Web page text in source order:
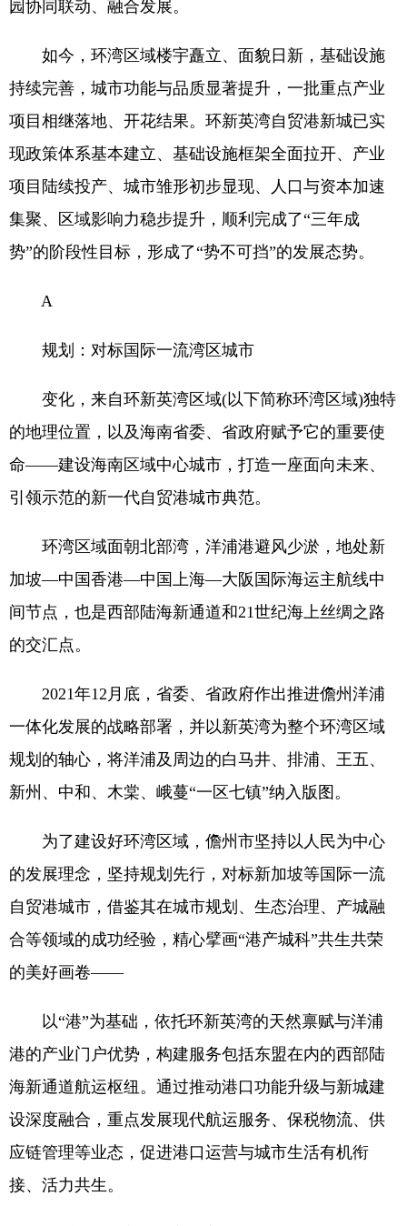
园协同联动、融合发展。
如今，环湾区域楼宇矗立、面貌日新，基础设施
持续完善，城市功能与品质显著提升，一批重点产业
项目相继落地、开花结果。环新英湾自贸港新城已实
现政策体系基本建立、基础设施框架全面拉开、产业
项目陆续投产、城市雏形初步显现、人口与资本加速
集聚、区域影响力稳步提升，顺利完成了“三年成
势”的阶段性目标，形成了“势不可挡”的发展态势。
A
规划：对标国际一流湾区城市
变化，来自环新英湾区域(以下简称环湾区域)独特
的地理位置，以及海南省委、省政府赋予它的重要使
命——建设海南区域中心城市，打造一座面向未来、
引领示范的新一代自贸港城市典范。
环湾区域面朝北部湾，洋浦港避风少淤，地处新
加坡—中国香港—中国上海—大阪国际海运主航线中
间节点，也是西部陆海新通道和21世纪海上丝绸之路
的交汇点。
2021年12月底，省委、省政府作出推进儋州洋浦
一体化发展的战略部署，并以新英湾为整个环湾区域
规划的轴心，将洋浦及周边的白马井、排浦、王五、
新州、中和、木棠、峨蔓“一区七镇”纳入版图。
为了建设好环湾区域，儋州市坚持以人民为中心
的发展理念，坚持规划先行，对标新加坡等国际一流
自贸港城市，借鉴其在城市规划、生态治理、产城融
合等领域的成功经验，精心擘画“港产城科”共生共荣
的美好画卷——
以“港”为基础，依托环新英湾的天然禀赋与洋浦
港的产业门户优势，构建服务包括东盟在内的西部陆
海新通道航运枢纽。通过推动港口功能升级与新城建
设深度融合，重点发展现代航运服务、保税物流、供
应链管理等业态，促进港口运营与城市生活有机衔
接、活力共生。